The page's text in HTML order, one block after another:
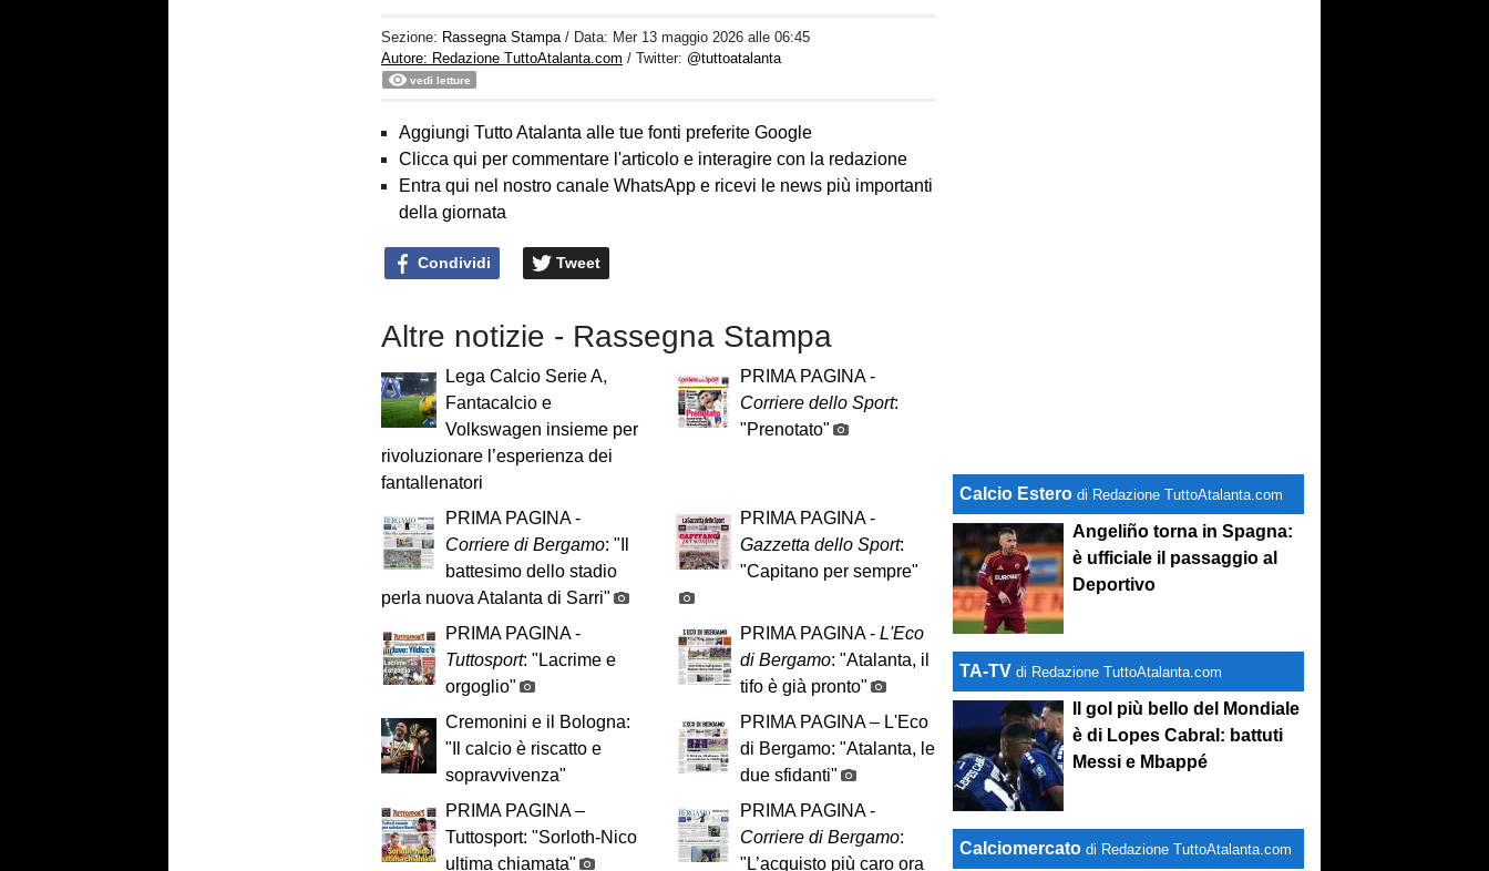
Sezione: Rassegna Stampa / Data: Mer 13 maggio 2026 alle 06:45
Autore: Redazione TuttoAtalanta.com / Twitter: @tuttoatalanta
vedi letture
Aggiungi Tutto Atalanta alle tue fonti preferite Google
Clicca qui per commentare l'articolo e interagire con la redazione
Entra qui nel nostro canale WhatsApp e ricevi le news più importanti
della giornata
Condividi Tweet
Altre notizie - Rassegna Stampa
Lega Calcio Serie A,
Fantacalcio e
Volkswagen insieme per
rivoluzionare l’esperienza dei
fantallenatori
PRIMA PAGINA -
Corriere dello Sport:
"Prenotato"
PRIMA PAGINA -
Corriere di Bergamo: "Il
battesimo dello stadio
perla nuova Atalanta di Sarri"
PRIMA PAGINA -
Gazzetta dello Sport:
"Capitano per sempre"
PRIMA PAGINA -
Tuttosport: "Lacrime e
orgoglio"
PRIMA PAGINA - L'Eco
di Bergamo: "Atalanta, il
tifo è già pronto"
Cremonini e il Bologna:
"Il calcio è riscatto e
sopravvivenza"
PRIMA PAGINA – L'Eco
di Bergamo: "Atalanta, le
due sfidanti"
PRIMA PAGINA –
Tuttosport: "Sorloth-Nico
ultima chiamata"
PRIMA PAGINA -
Corriere di Bergamo:
"L’acquisto più caro ora
Calcio Estero di Redazione TuttoAtalanta.com
Angeliño torna in Spagna:
è ufficiale il passaggio al
Deportivo
TA-TVdi Redazione TuttoAtalanta.com
Il gol più bello del Mondiale
è di Lopes Cabral: battuti
Messi e Mbappé
Calciomercato di Redazione TuttoAtalanta.com